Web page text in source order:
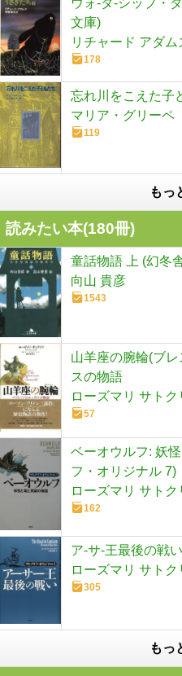
文庫)
リチャード アダム
178
忘れ川をこえた子
マリア・グリーペ
119
もっ
読みたい本(180冊)
童話物語 上 (幻冬
向山 貴彦
1543
山羊座の腕輪(ブ
スの物語
ローズマリ サトク
57
ベーオウルフ: 妖
フ・オリジナル 7)
ローズマリ サトク
162
ア-サ-王最後の戦
ローズマリ サトク
305
もっ